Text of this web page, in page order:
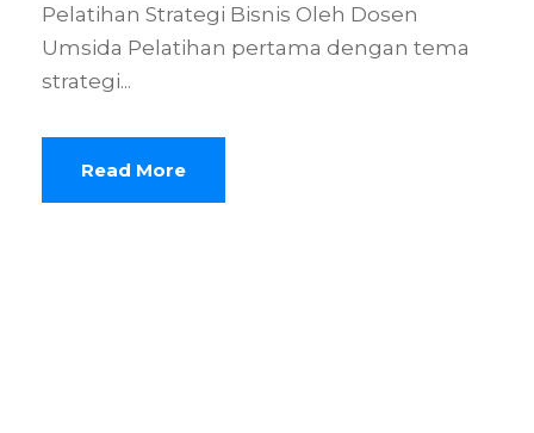
Pelatihan Strategi Bisnis Oleh Dosen
Umsida Pelatihan pertama dengan tema
strategi...
Read More